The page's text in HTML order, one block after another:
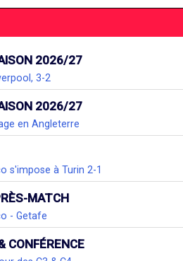
2026/27
3-2
2026/27
en Angleterre
s'impose à Turin 2-1
MATCH
- Getafe
CONFÉRENCE